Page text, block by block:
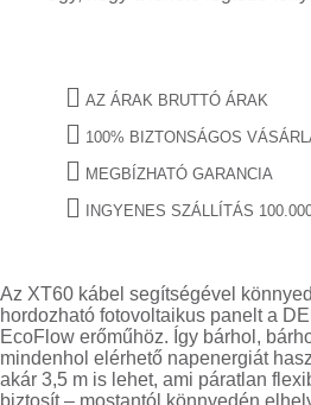
AZ ÁRAK BRUTTÓ ÁRAK
100% BIZTONSÁGOS
MEGBÍZHATÓ GARANCIA
INGYENES SZÁLLÍTÁS
Az XT60 kábel segítségével
hordozható fotovoltaikus panelt a
EcoFlow erőműhöz. Így bárhol,
mindenhol elérhető napenergiát
akár 3,5 m is lehet, ami páratlan